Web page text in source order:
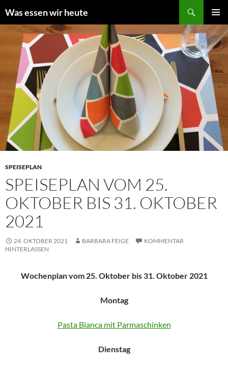
Inhalt
springen
Was essen wir heute
MENÜ
SPEISEPLAN
SPEISEPLAN VOM 25.
OKTOBER BIS 31. OKTOBER
2021
24. OKTOBER 2021 BARBARA FEIGE
KOMMENTAR
HINTERLASSEN
Wochenplan vom 25. Oktober bis 31. Oktober 2021
Montag
Pasta Bianca mit Parmaschinken
Dienstag